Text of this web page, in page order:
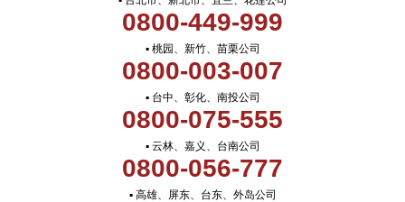
0800-449-999
▪ 桃园、新竹、苗栗公司
0800-003-007
▪ 台中、彰化、南投公司
0800-075-555
▪ 云林、嘉义、台南公司
0800-056-777
▪ 高雄、屏东、台东、外岛公司